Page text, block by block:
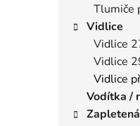
Tlumiče
Vidlice
Vidlice
Vidlice
Vidlice
Vodítka /